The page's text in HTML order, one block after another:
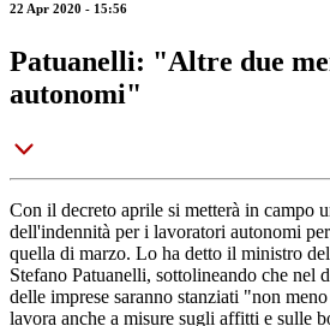
22 Apr 2020 - 15:56
Patuanelli: "Altre due
autonomi"
Con il decreto aprile si metterà in campo
dell'indennità per i lavoratori autonomi
quella di marzo. Lo ha detto il ministro
Stefano Patuanelli, sottolineando che nel
delle imprese saranno stanziati "non
lavora anche a misure sugli affitti e sulle